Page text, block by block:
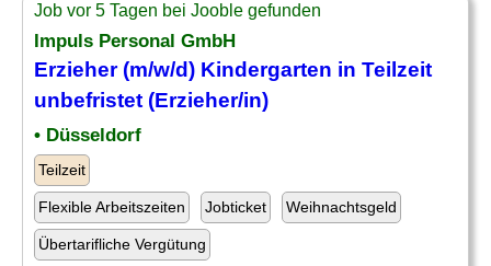
Job vor 5 Tagen bei Jooble gefunden
Impuls Personal GmbH
Erzieher(m/w/d) Kindergarten in Teilzeit
unbefristet (Erzieher/in)
• Düsseldorf
Teilzeit
Flexible Arbeitszeiten Jobticket Weihnachtsgeld
Übertarifliche Vergütung